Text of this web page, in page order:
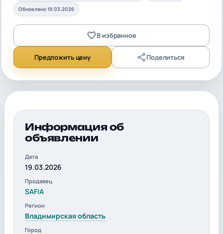
Обновлено 19.03.2026
В избранное
Предложить цену Поделиться
Информация об
объявлении
Дата
19.03.2026
Продавец
SAFIA
Регион
Владимирская область
Город